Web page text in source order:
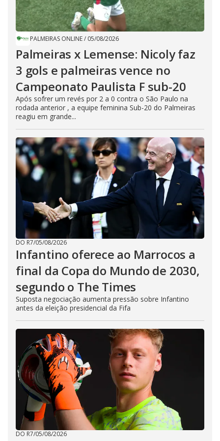
PALMEIRAS ONLINE/ 05/08/2026
Palmeiras x Lemense: Nicoly faz
3 gols e palmeiras vence no
Campeonato Paulista F sub-20
Após sofrer um revés por 2 a 0 contra o São Paulo na
rodada anterior , a equipe feminina Sub-20 do Palmeiras
reagiu em grande...
DO R7/05/08/2026
Infantino oferece ao Marrocos a
final da Copa do Mundo de 2030,
segundo o The Times
Suposta negociação aumenta pressão sobre Infantino
antes da eleição presidencial da Fifa
DO R7/05/08/2026